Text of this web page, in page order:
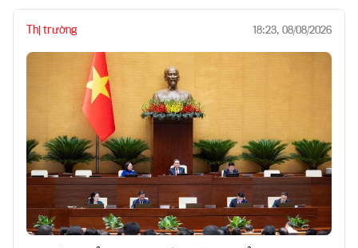
Thị trường 18:23, 08/08/2026